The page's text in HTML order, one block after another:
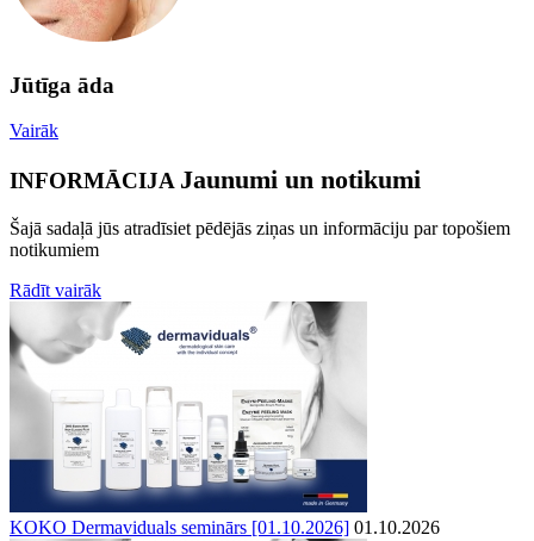
Jūtīga āda
Vairāk
INFORMĀCIJA Jaunumi un notikumi
Šajā sadaļā jūs atradīsiet pēdējās ziņas un informāciju par topošiem
notikumiem
Rādīt vairāk
KOKO Dermaviduals seminārs [01.10.2026] 01.10.2026